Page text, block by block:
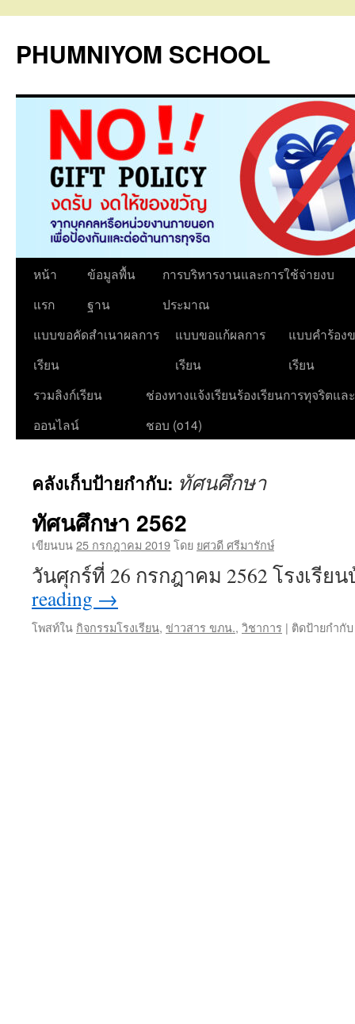
PHUMNIYOM SCHOOL
ข้าม
ไป
ยัง
เนื้อหา
หน้า
แรก
ข้อมูลพื้น
ฐาน
การบริหารงานและการใช้จ่ายงบ
ประมาณ
แบบขอคัดสำเนาผลการ
เรียน
แบบขอแก้ผลการ
เรียน
แบบคำร้อง
เรียน
รวมลิงก์เรียน
ออนไลน์
ช่องทางแจ้งเรียนร้องเรียนการทุจริตแล
ชอบ (o14)
คลังเก็บป้ายกำกับ: ทัศนศึกษา
ทัศนศึกษา 2562
เขียนบน25 กรกฎาคม 2019โดย ยศวดี ศรีมารักษ์
วันศุกร์ที่ 26 กรกฎาคม 2562 โรงเรี
reading →
โพสท์ใน กิจกรรมโรงเรียน, ข่าวสาร ขภน., วิชาการ | ติดป้ายกำกับ